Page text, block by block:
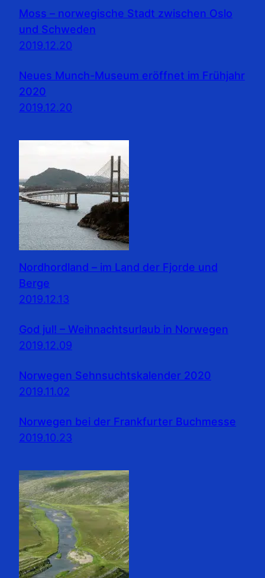
Moss – norwegische Stadt zwischen Oslo
und Schweden
2019.12.20
Neues Munch-Museum eröffnet im Frühjahr
2020
2019.12.20
Nordhordland – im Land der Fjorde und
Berge
2019.12.13
God jul! – Weihnachtsurlaub in Norwegen
2019.12.09
Norwegen Sehnsuchtskalender 2020
2019.11.02
Norwegen bei der Frankfurter Buchmesse
2019.10.23